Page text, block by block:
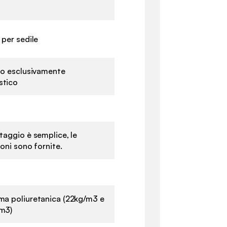
per sedile
esclusivamente
è semplice, le
sono fornite.
poliuretanica (22kg/m3 e